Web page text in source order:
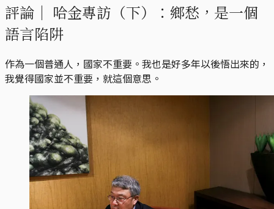
評論｜ 哈金專訪（下）：鄉愁，是一個
語言陷阱
作為一個普通人，國家不重要。我也是好多年以後悟出來的，
我覺得國家並不重要，就這個意思。